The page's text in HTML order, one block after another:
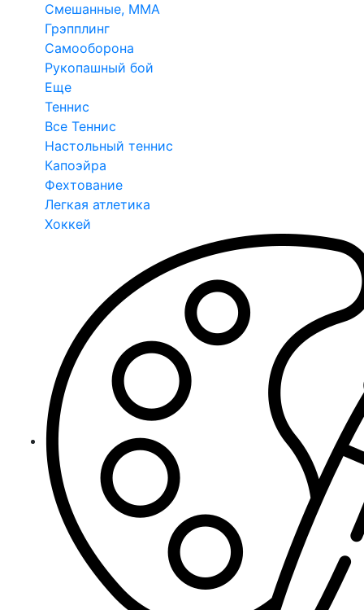
Смешанные, ММА
Грэпплинг
Самооборона
Рукопашный бой
Еще
Теннис
Все Теннис
Настольный теннис
Капоэйра
Фехтование
Легкая атлетика
Хоккей